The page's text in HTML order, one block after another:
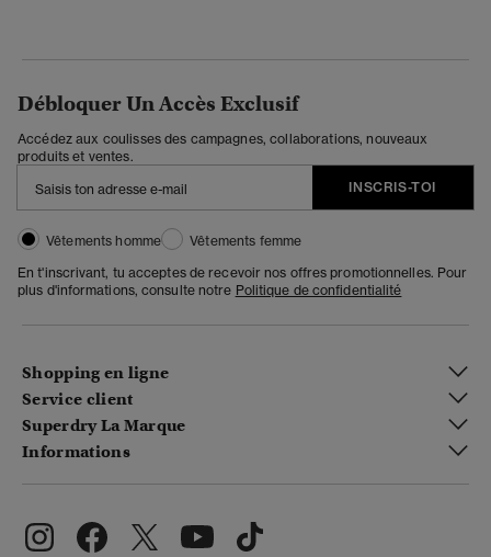
Débloquer Un Accès Exclusif
Accédez aux coulisses des campagnes, collaborations, nouveaux
produits et ventes.
INSCRIS-TOI
Vêtements homme
Vêtements femme
En t'inscrivant, tu acceptes de recevoir nos offres promotionnelles. Pour
plus d'informations, consulte notre Politique de confidentialité
Shopping en ligne
Service client
Superdry La Marque
Informations